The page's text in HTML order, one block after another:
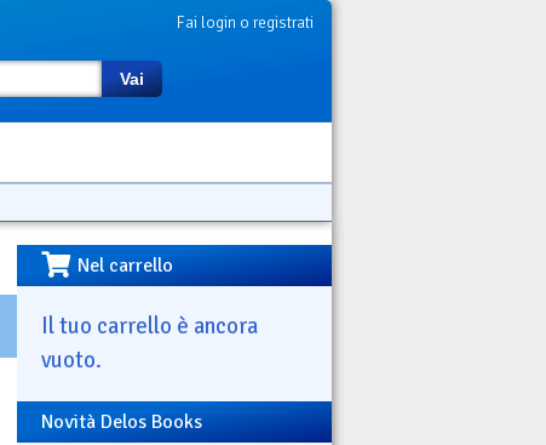
Fai login o registrati
Vai
Nel carrello
Il tuo carrello è ancora
vuoto.
Novità Delos Books